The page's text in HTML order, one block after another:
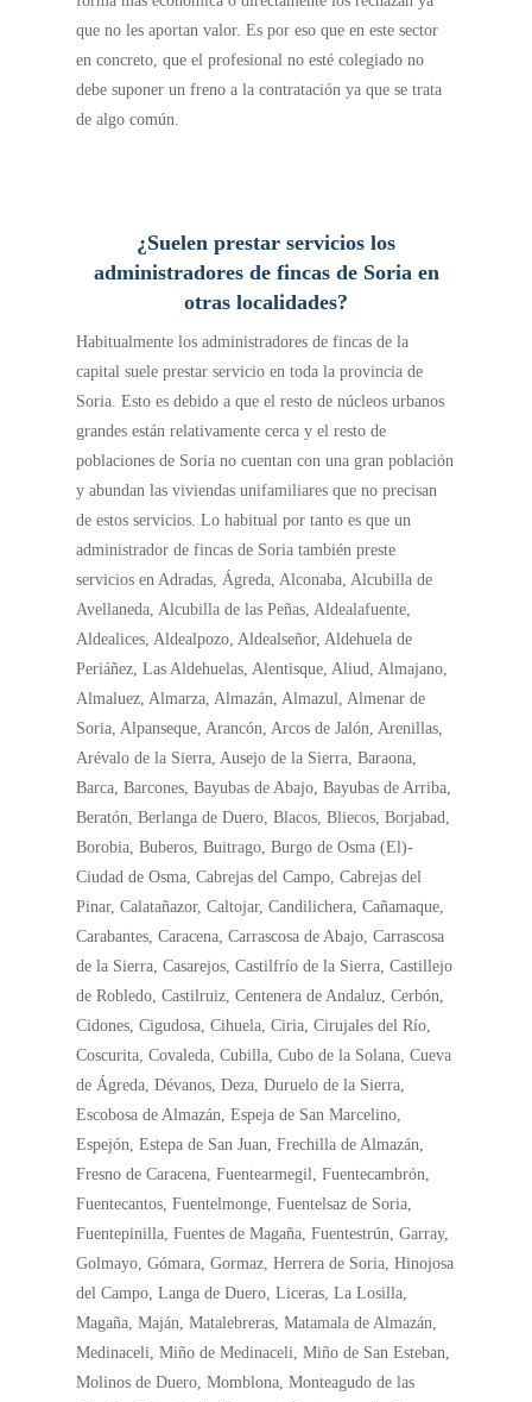
que no les aportan valor. Es por eso que en este sector
en concreto, que el profesional no esté colegiado no
debe suponer un freno a la contratación ya que se trata
de algo común.
¿Suelen prestar servicios los
administradores de fincas de Soria en
otras localidades?
Habitualmente los administradores de fincas de la
capital suele prestar servicio en toda la provincia de
Soria. Esto es debido a que el resto de núcleos urbanos
grandes están relativamente cerca y el resto de
poblaciones de Soria no cuentan con una gran población
y abundan las viviendas unifamiliares que no precisan
de estos servicios. Lo habitual por tanto es que un
administrador de fincas de Soria también preste
servicios en Adradas, Ágreda, Alconaba, Alcubilla de
Avellaneda, Alcubilla de las Peñas, Aldealafuente,
Aldealices, Aldealpozo, Aldealseñor, Aldehuela de
Periáñez, Las Aldehuelas, Alentisque, Aliud, Almajano,
Almaluez, Almarza, Almazán, Almazul, Almenar de
Soria, Alpanseque, Arancón, Arcos de Jalón, Arenillas,
Arévalo de la Sierra, Ausejo de la Sierra, Baraona,
Barca, Barcones, Bayubas de Abajo, Bayubas de Arriba,
Beratón, Berlanga de Duero, Blacos, Bliecos, Borjabad,
Borobia, Buberos, Buitrago, Burgo de Osma (El)-
Ciudad de Osma, Cabrejas del Campo, Cabrejas del
Pinar, Calatañazor, Caltojar, Candilichera, Cañamaque,
Carabantes, Caracena, Carrascosa de Abajo, Carrascosa
de la Sierra, Casarejos, Castilfrío de la Sierra, Castillejo
de Robledo, Castilruiz, Centenera de Andaluz, Cerbón,
Cidones, Cigudosa, Cihuela, Ciria, Cirujales del Río,
Coscurita, Covaleda, Cubilla, Cubo de la Solana, Cueva
de Ágreda, Dévanos, Deza, Duruelo de la Sierra,
Escobosa de Almazán, Espeja de San Marcelino,
Espejón, Estepa de San Juan, Frechilla de Almazán,
Fresno de Caracena, Fuentearmegil, Fuentecambrón,
Fuentecantos, Fuentelmonge, Fuentelsaz de Soria,
Fuentepinilla, Fuentes de Magaña, Fuentestrún, Garray,
Golmayo, Gómara, Gormaz, Herrera de Soria, Hinojosa
del Campo, Langa de Duero, Liceras, La Losilla,
Magaña, Maján, Matalebreras, Matamala de Almazán,
Medinaceli, Miño de Medinaceli, Miño de San Esteban,
Molinos de Duero, Momblona, Monteagudo de las